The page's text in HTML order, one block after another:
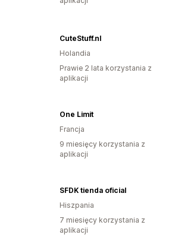
CuteStuff.nl
Holandia
Prawie 2 lata korzystania z
aplikacji
One Limit
Francja
9 miesięcy korzystania z
aplikacji
SFDK tienda oficial
Hiszpania
7 miesięcy korzystania z
aplikacji